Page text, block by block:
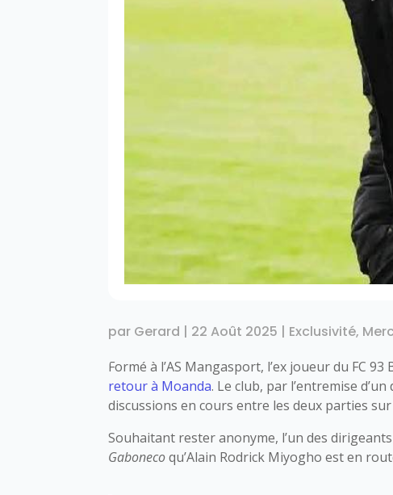
par Gerard | 22 Août 2025 | Exclusivité,
Formé à l’AS Mangasport, l’ex joueur du FC
retour à Moanda. Le club, par l’entremise
discussions en cours entre les deux parties sur
Souhaitant rester anonyme, l’un des
Gabonecoqu’Alain Rodrick Miyogho est en